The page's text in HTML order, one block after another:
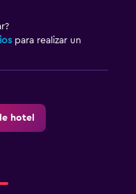
para realizar un
hotel